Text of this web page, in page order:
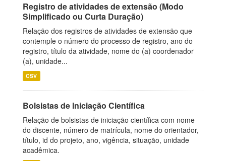
Registro de atividades de extensão (Modo
Simplificado ou Curta Duração)
Relação dos registros de atividades de extensão que
contemple o número do processo de registro, ano do
registro, título da atividade, nome do (a) coordenador
(a), unidade...
CSV
Bolsistas de Iniciação Científica
Relação de bolsistas de iniciação científica com nome
do discente, número de matrícula, nome do orientador,
título, id do projeto, ano, vigência, situação, unidade
acadêmica.